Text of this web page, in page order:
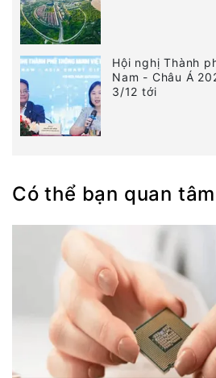
Hội nghị Thành
Nam - Châu Á
3/12 tới
Có thể bạn quan tâm